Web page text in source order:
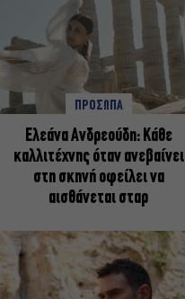
ΠΡΟΣΩΠΑ
Ελεάνα Ανδρεούδη: Κάθε
καλλιτέχνης όταν ανεβαίνει
στη σκηνή οφείλει να
αισθάνεται σταρ